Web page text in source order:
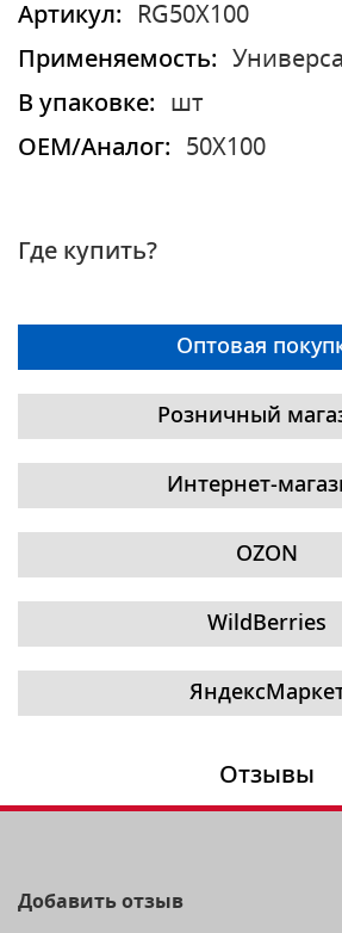
Артикул:
RG50X100
Применяемость:
В упаковке:
шт
OEM/Аналог:
50X100
Где купить?
Оптовая
Розничный
Интернет-
OZON
WildBerries
Отзывы
Добавить отзыв